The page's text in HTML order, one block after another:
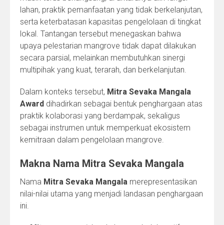
lahan, praktik pemanfaatan yang tidak berkelanjutan,
serta keterbatasan kapasitas pengelolaan di tingkat
lokal. Tantangan tersebut menegaskan bahwa
upaya pelestarian mangrove tidak dapat dilakukan
secara parsial, melainkan membutuhkan sinergi
multipihak yang kuat, terarah, dan berkelanjutan.
Dalam konteks tersebut, Mitra Sevaka Mangala
Award dihadirkan sebagai bentuk penghargaan atas
praktik kolaborasi yang berdampak, sekaligus
sebagai instrumen untuk memperkuat ekosistem
kemitraan dalam pengelolaan mangrove.
Makna Nama Mitra Sevaka Mangala
Nama Mitra Sevaka Mangala merepresentasikan
nilai-nilai utama yang menjadi landasan penghargaan
ini.